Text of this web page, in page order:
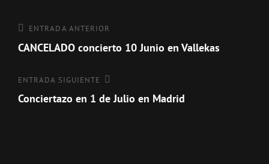
Navegación
de
Entrada
anterior
ENTRADA ANTERIOR
CANCELADO concierto 10 Junio en Vallekas
Entrada
siguiente
ENTRADA SIGUIENTE
Conciertazo en 1 de Julio en Madrid